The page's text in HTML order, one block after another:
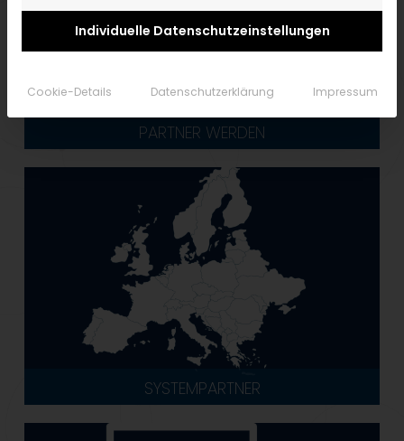
PARTNER WERDEN
SYSTEMPARTNER
Individuelle Datenschutzeinstellungen
Cookie-Details Datenschutzerklärung Impressum